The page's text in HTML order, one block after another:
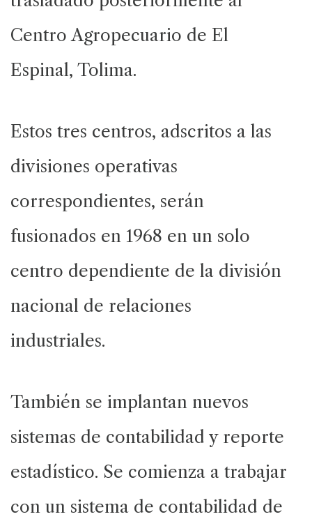
Centro Agropecuario de El
Espinal, Tolima.
Estos tres centros, adscritos a las
divisiones operativas
correspondientes, serán
fusionados en 1968 en un solo
centro dependiente de la división
nacional de relaciones
industriales.
También se implantan nuevos
sistemas de contabilidad y reporte
estadístico. Se comienza a trabajar
con un sistema de contabilidad de